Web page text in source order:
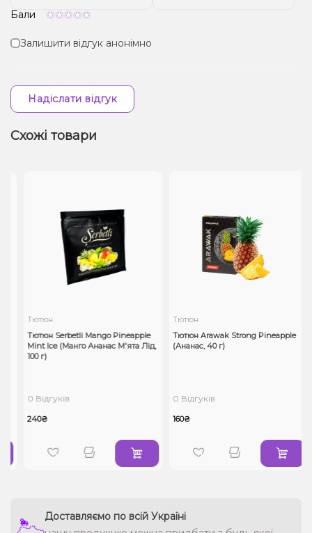
Бали
Залишити відгук анонімно
Надіслати відгук
Схожі товари
Тютюн
Тютюн Serbetli Mango Pineapple
Mint Ice (Манго Ананас М'ята Лід,
100 г)
0 Відгуків
240₴
Тютюн
Тютюн Arawak Strong Pineapple
(Ананас, 40 г)
0 Відгуків
160₴
Доставляємо по всій Україні